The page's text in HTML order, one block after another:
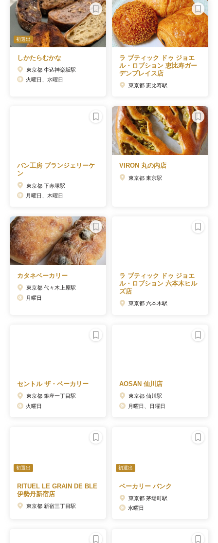
初選出
しかたらむかな
東京都 牛込神楽坂駅
火曜日、水曜日
ラ ブティック ドゥ ジョエ
ル・ロブション 恵比寿ガー
デンプレイス店
東京都 恵比寿駅
パン工房 ブランジェリーケ
ン
東京都 下赤塚駅
月曜日、木曜日
VIRON 丸の内店
東京都 東京駅
カタネベーカリー
東京都 代々木上原駅
月曜日
ラ ブティック ドゥ ジョエ
ル・ロブション 六本木ヒル
ズ店
東京都 六本木駅
セントル ザ・ベーカリー
東京都 銀座一丁目駅
火曜日
AOSAN 仙川店
東京都 仙川駅
月曜日、日曜日
初選出
RITUEL LE GRAIN DE BLE
伊勢丹新宿店
東京都 新宿三丁目駅
初選出
ベーカリー バンク
東京都 茅場町駅
水曜日